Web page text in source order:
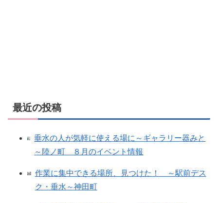
最近の投稿
垂水の人が気軽に使える場に～ギャラリー器みと
～陸ノ町 ８月のイベント情報
作業に集中できる場所、見つけた！ ～駅前デス
ク・垂水～神田町